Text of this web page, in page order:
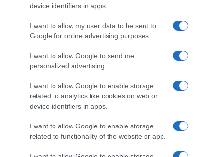
device identifiers in apps.
I want to allow my user data to be sent to
Google for online advertising purposes.
I want to allow Google to send me
personalized advertising.
I want to allow Google to enable storage
related to analytics like cookies on web or
device identifiers in apps.
I want to allow Google to enable storage
related to functionality of the website or app.
Giorgia Meloni a La Maddalena, la vicesindaco:
“Orgoglio e discrezione per visita privata̶…
Incendio nella notte a Olbia, a fuoco due furgoni
A fuoco un deposito con bombole, intervento dei
vigili del fuoco a Rudalza
Ristorante distrutto dalle fiamme a La
Maddalena, incendio a Monti d’à rena